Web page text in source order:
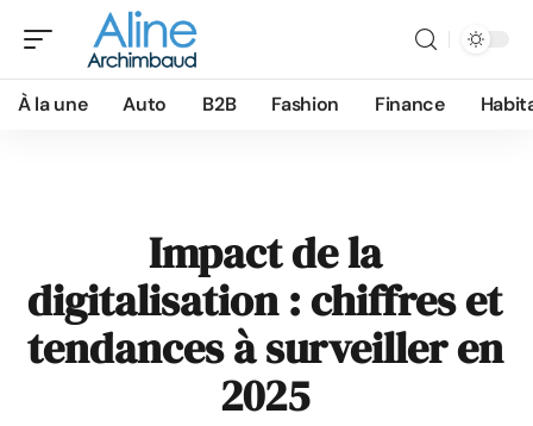
À la une Auto B2B Fashion Finance
Impact de la
digitalisation : chiffres et
tendances à surveiller en
2025